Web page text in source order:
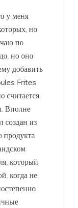
у меня
но
по
но оно
добавить
Frites
считается,
Вполне
создан из
продукта
который
когда не